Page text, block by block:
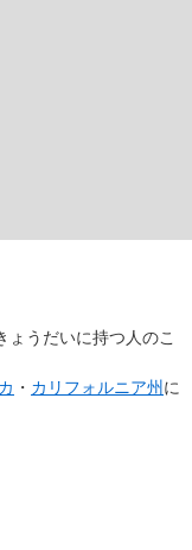
ょうだいに持つ人のこ
・ カリフォルニア州に